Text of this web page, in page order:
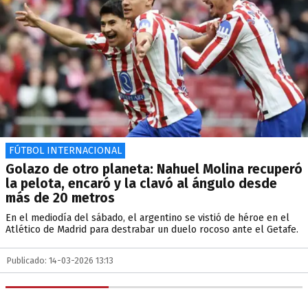
FÚTBOL INTERNACIONAL
Golazo de otro planeta: Nahuel Molina recuperó
la pelota, encaró y la clavó al ángulo desde
más de 20 metros
En el mediodía del sábado, el argentino se vistió de héroe en el
Atlético de Madrid para destrabar un duelo rocoso ante el Getafe.
Publicado: 14-03-2026 13:13